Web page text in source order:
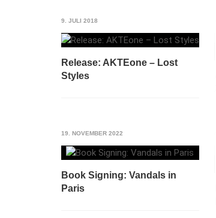
9. JULI 2018
Release: AKTEone – Lost
Styles
19. NOVEMBER 2022
Book Signing: Vandals in
Paris